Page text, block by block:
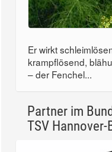
Er wirkt
krampflösend,
– der Fenchel...
Partner im
TSV